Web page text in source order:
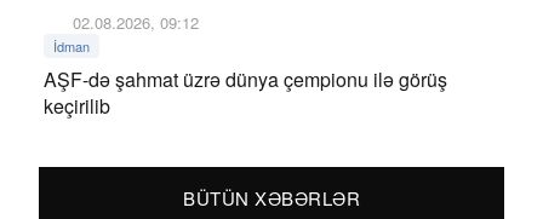
02.08.2026, 09:12
İdman
AŞF-də şahmat üzrə dünya çempionu ilə görüş
keçirilib
BÜTÜN XƏBƏRLƏR